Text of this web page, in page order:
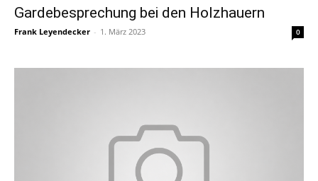
Gardebesprechung bei den Holzhauern
Frank Leyendecker - 1. März 2023 0